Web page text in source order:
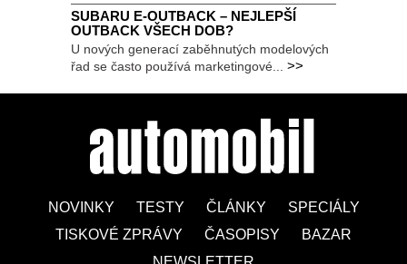
SUBARU E-OUTBACK – NEJLEPŠÍ
OUTBACK VŠECH DOB?
U nových generací zaběhnutých modelových
řad se často používá marketingové... >>
NOVINKY TESTY ČLÁNKY
SPECIÁLY
TISKOVÉ ZPRÁVY
ČASOPISY
BAZAR